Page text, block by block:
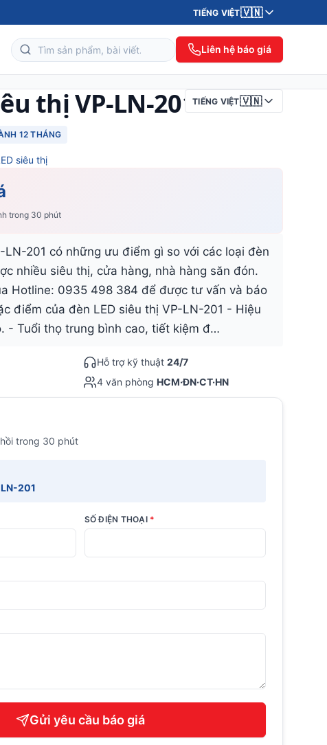
TIẾNG VIỆT🇻🇳
Liên hệ báo giá
TIẾNG VIỆT🇻🇳
thị VP-LN-201
12 THÁNG
siêu thị
trong 30 phút
LN-201 có những ưu điểm gì so với các loại đèn
nhiều siêu thị, cửa hàng, nhà hàng săn đón.
Hotline: 0935 498 384 để được tư vấn và báo
điểm của đèn LED siêu thị VP-LN-201 - Hiệu
- Tuổi thọ trung bình cao, tiết kiệm đ…
Hỗ trợ kỹ thuật 24/7
4 văn phòng HCM·ĐN·CT·HN
trong 30 phút
201
SỐ ĐIỆN THOẠI *
Gửi yêu cầu báo giá